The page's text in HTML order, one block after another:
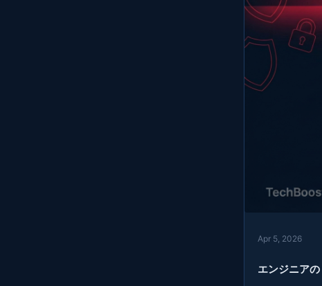
Apr 5, 2026
エンジニア